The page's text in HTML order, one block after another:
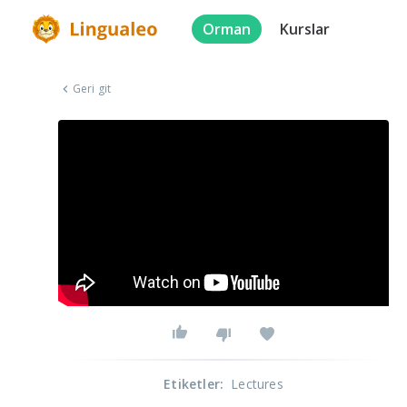
Orman Kurslar
Geri git
Etiketler: Lectures